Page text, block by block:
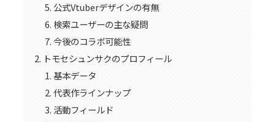
公式Vtuberデザインの有無
検索ユーザーの主な疑問
今後のコラボ可能性
トモセシュンサクのプロフィール
基本データ
代表作ラインナップ
活動フィールド